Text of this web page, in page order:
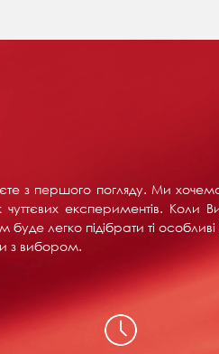
з першого погляду. Ми
експериментів. Коли
легко підібрати ті
з вибором.